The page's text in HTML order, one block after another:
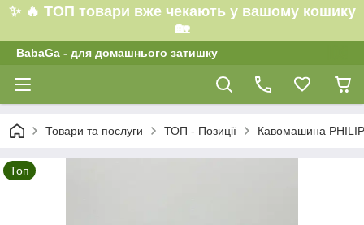
✨ 🔥 ТОП товари вже чекають у вашому кошику
🏡
BabaGa - для домашнього затишку
Товари та послуги ТОП - Позиції Кавомашина
Топ